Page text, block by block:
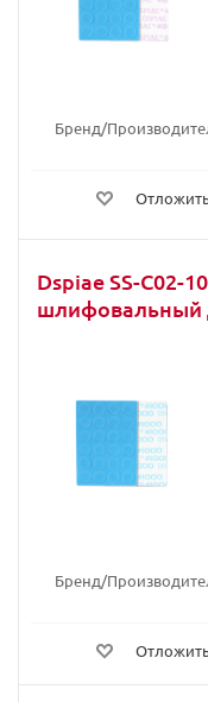
Бренд/
Dspiae SS-C02-
шлифовальный
Бренд/